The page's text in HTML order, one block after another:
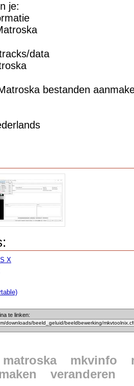
je:
data
bestanden
X
te linken:
matroska mkvinfo
veranderen